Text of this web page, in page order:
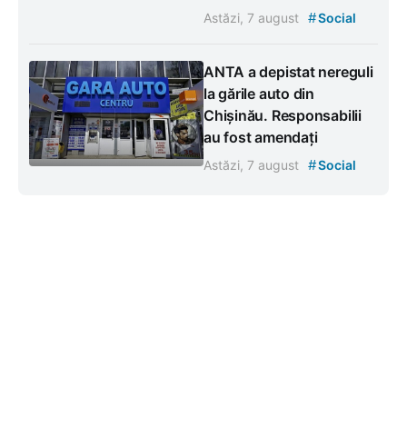
Astăzi, 7 august #Social
ANTA a depistat nereguli
la gările auto din
Chișinău. Responsabilii
au fost amendați
Astăzi, 7 august #Social